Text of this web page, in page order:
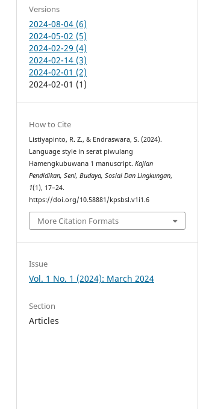
Versions
2024-08-04 (6)
2024-05-02 (5)
2024-02-29 (4)
2024-02-14 (3)
2024-02-01 (2)
2024-02-01 (1)
How to Cite
Listiyapinto, R. Z., & Endraswara, S. (2024).
Language style in serat piwulang
Hamengkubuwana 1 manuscript.Kajian
Pendidikan, Seni, Budaya, Sosial Dan Lingkungan,
1(1), 17–24.
https://doi.org/10.58881/kpsbsl.v1i1.6
More Citation Formats
Issue
Vol. 1 No. 1 (2024): March 2024
Section
Articles